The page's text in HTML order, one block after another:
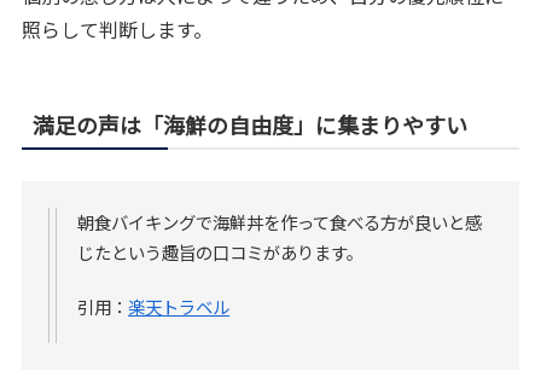
照らして判断します。
満足の声は「海鮮の自由度」に集まりやすい
朝食バイキングで海鮮丼を作って食べる方が良いと感
じたという趣旨の口コミがあります。
引用：楽天トラベル